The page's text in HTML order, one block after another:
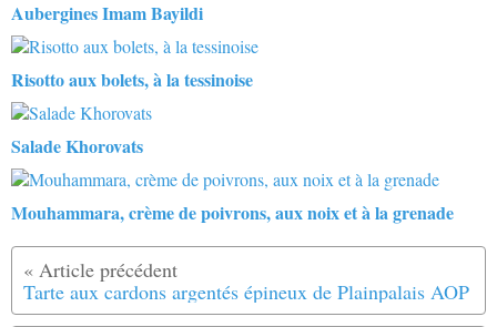
Aubergines Imam Bayildi
Risotto aux bolets, à la tessinoise
Salade Khorovats
Mouhammara, crème de poivrons, aux noix et à la grenade
Tarte aux cardons argentés épineux de Plainpalais AOP